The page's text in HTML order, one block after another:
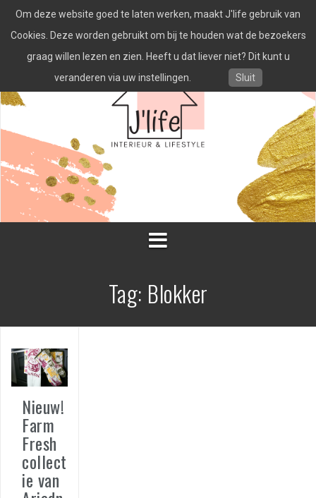
naar
inhoud
Tag: Blokker
Nieuw!
Farm
Fresh
collect
ie van
Om deze website goed te laten werken, maakt J'life gebruik van
Cookies. Deze worden gebruikt om bij te houden wat de bezoekers
graag willen lezen en zien. Heeft u dat liever niet? Dit kunt u
veranderen via uw instellingen.
Sluit